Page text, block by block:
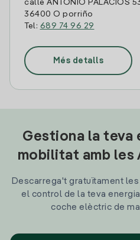
calle ANTONIO PALACIOS
36400 O porriño
Tel: 689 74 96 29
Més detalls
Gestiona la teva
mobilitat amb les
Descarrega't gratuïtament
el control de la teva
coche elèctric de